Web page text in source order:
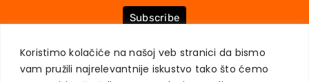
Koristimo kolačiće na našoj veb stranici da bismo
vam pružili najrelevantnije iskustvo tako što ćemo
Subscribe
ABOUT US BOOKS MY ACCOUNT CONTACT TERMS OF PURCHASE